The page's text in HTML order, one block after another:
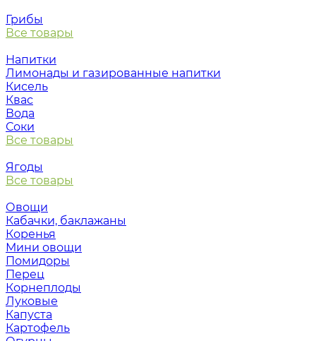
Грибы
Все товары
Напитки
Лимонады и газированные напитки
Кисель
Квас
Вода
Соки
Все товары
Ягоды
Все товары
Овощи
Кабачки, баклажаны
Коренья
Мини овощи
Помидоры
Перец
Корнеплоды
Луковые
Капуста
Картофель